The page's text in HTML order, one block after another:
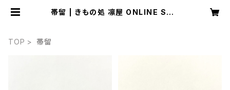
帯留 | きもの処 凛屋 ONLINE SHO
TOP 帯留